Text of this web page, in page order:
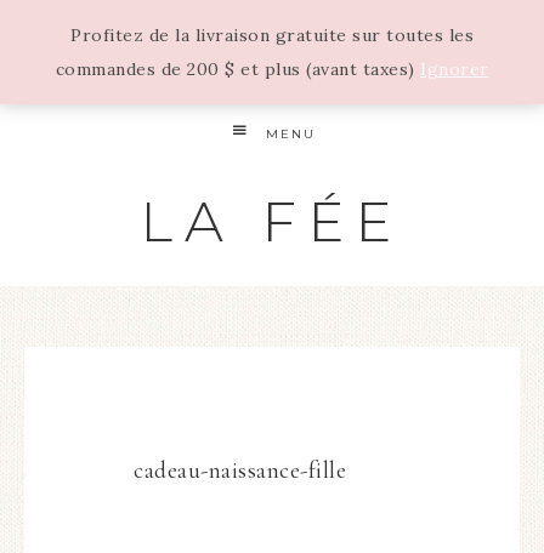
Profitez de la livraison gratuite sur toutes les
commandes de 200 $ et plus (avant taxes) Ignorer
MENU
LA FÉE
cadeau-naissance-fille